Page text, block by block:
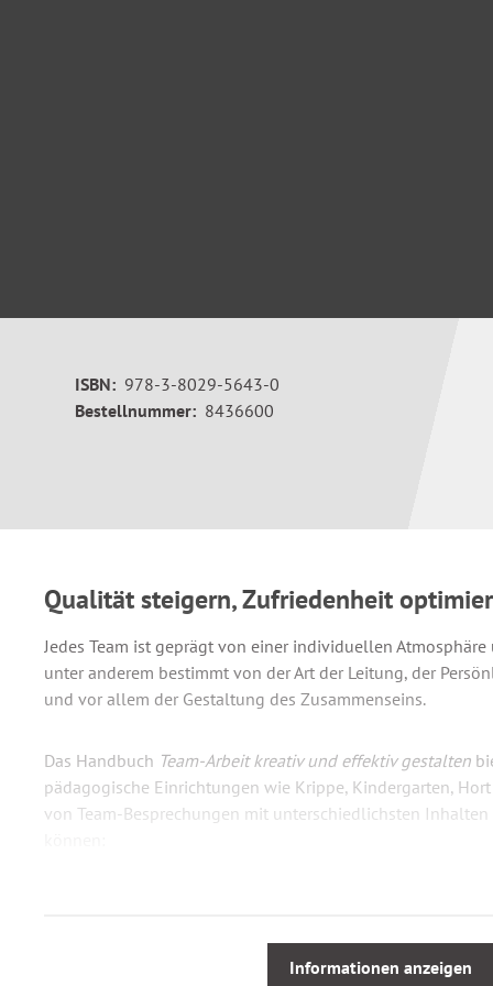
ISBN: 978-3-8029-5643-0
Bestellnummer: 8436600
Qualität steigern, Zufriedenheit
Jedes Team ist geprägt von einer individuellen Atmosphäre
unter anderem bestimmt von der Art der Leitung, der
und vor allem der Gestaltung des Zusammenseins.
Das Handbuch Team-Arbeit kreativ und effektiv gestalten
pädagogische Einrichtungen wie Krippe, Kindergarten,
von Team-Besprechungen mit unterschiedlichsten
Informationen anzeigen